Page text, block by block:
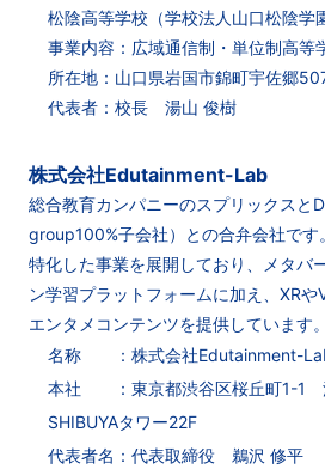
松陰高等学校（学校法人山口松陰学
事業内容：広域通信制・単位制高等
所在地：山口県岩国市錦町宇佐郷
代表者：校長 湯山 俊樹
株式会社Edutainment-Lab
総合教育カンパニーのスプリックスと
group100%子会社）との合弁会社です
特化した事業を展開しており、メタバ
ン学習プラットフォームに加え、XR
エンタメコンテンツを提供しています。
名称 ：株式会社Edutainment-
本社 ：東京都渋谷区桜丘町1-1
SHIBUYAタワー22F
代表者名：代表取締役 鵜沢 修平